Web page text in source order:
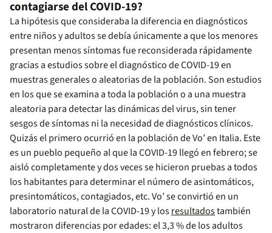
contagiarse del COVID-19?
La hipótesis que consideraba la diferencia en diagnósticos
entre niños y adultos se debía únicamente a que los menores
presentan menos síntomas fue reconsiderada rápidamente
gracias a estudios sobre el diagnóstico de COVID-19 en
muestras generales o aleatorias de la población. Son estudios
en los que se examina a toda la población o a una muestra
aleatoria para detectar las dinámicas del virus, sin tener
sesgos de síntomas ni la necesidad de diagnósticos clínicos.
Quizás el primero ocurrió en la población de Vo’ en Italia. Este
es un pueblo pequeño al que la COVID-19 llegó en febrero; se
aisló completamente y dos veces se hicieron pruebas a todos
los habitantes para determinar el número de asintomáticos,
presintomáticos, contagiados, etc. Vo’ se convirtió en un
laboratorio natural de la COVID-19 y losresultadostambién
mostraron diferencias por edades: el 3,3 % de los adultos